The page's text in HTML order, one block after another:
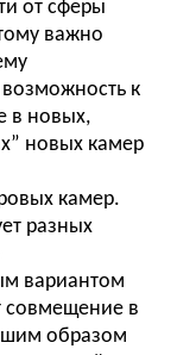
от сферы
важно
к
в новых,
новых камер
камер.
разных
вариантом
совмещение в
образом